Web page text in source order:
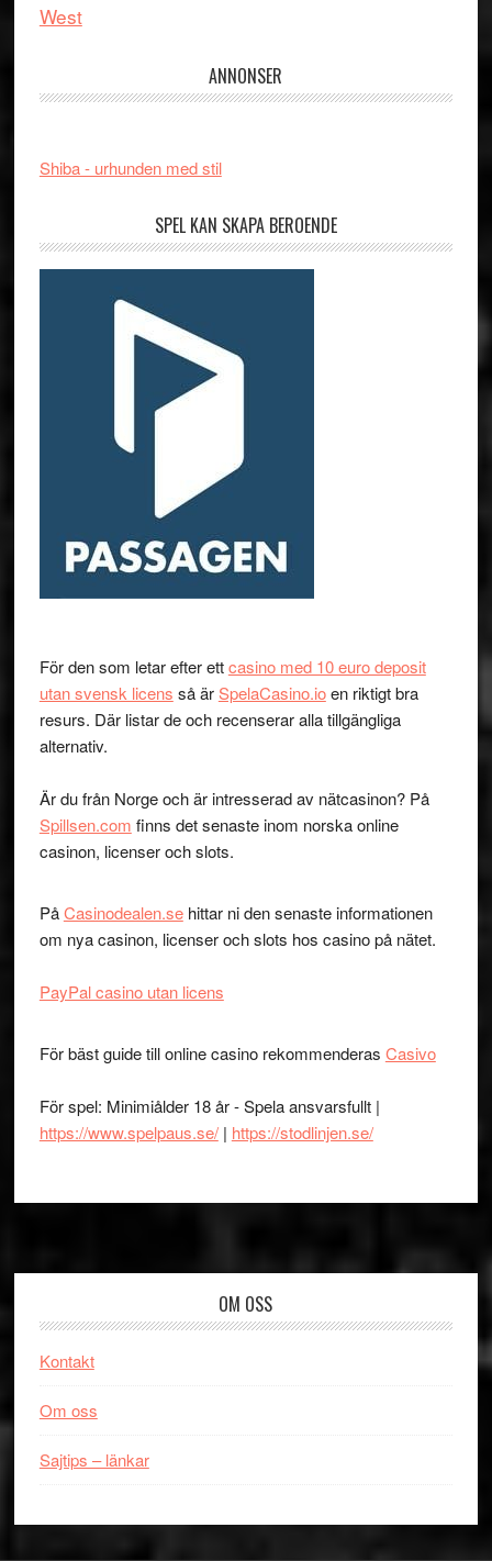
West
ANNONSER
Shiba - urhunden med stil
SPEL KAN SKAPA BEROENDE
För den som letar efter ettcasino med 10 euro deposit
utan svensk licens så ärSpelaCasino.ioen riktigt bra
resurs. Där listar de och recenserar alla tillgängliga
alternativ.
Är du från Norge och är intresserad av nätcasinon? På
Spillsen.com finns det senaste inom norska online
casinon, licenser och slots.
PåCasinodealen.sehittar ni den senaste informationen
om nya casinon, licenser och slots hos casino på nätet.
PayPal casino utan licens
För bäst guide till online casino rekommenderas Casivo
För spel: Minimiålder 18 år - Spela ansvarsfullt |
https://www.spelpaus.se/| https://stodlinjen.se/
OM OSS
Kontakt
Om oss
Sajtips – länkar